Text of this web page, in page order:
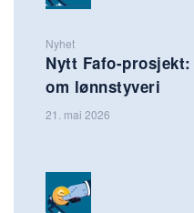
Nyhet
Nytt Fafo-
om lønnstyveri
21. mai 2026